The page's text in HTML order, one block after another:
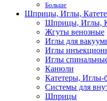
Больше
Шприцы, Иглы,
Шприцы, Иглы,
Жгуты венозные
Иглы для
Иглы
Иглы
Канюли
Катетеры, Иглы-
Системы для
Шприцы